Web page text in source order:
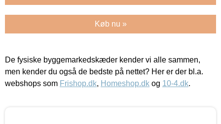
Køb nu »
De fysiske byggemarkedskæder kender vi alle sammen,
men kender du også de bedste på nettet? Her er der bl.a.
webshops som Frishop.dk, Homeshop.dk og 10-4.dk.